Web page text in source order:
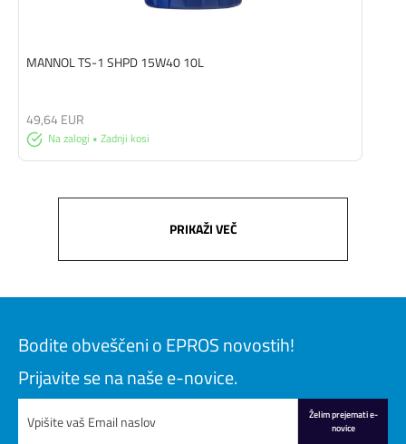
MANNOL TS-1 SHPD 15W40 10L
Na zalogi • Zadnji kosi
49,64 EUR
PRIKAŽI VEČ
Bodite obveščeni o EPROS novostih!
Prijavite se na naše e-novice.
Želim prejemati e-
novice